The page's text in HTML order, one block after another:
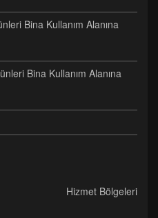
Bina Kullanım Alanına
Bina Kullanım Alanına
Hizmet Bölgeleri